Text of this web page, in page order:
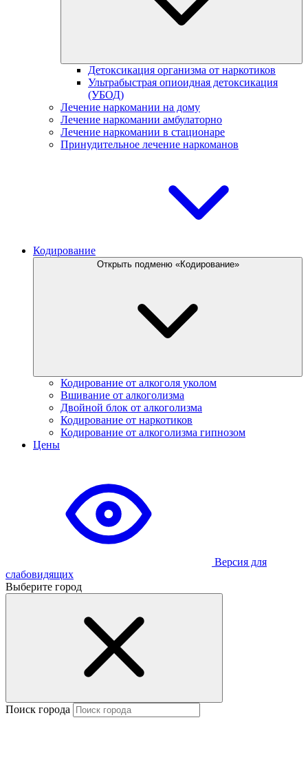
Детоксикация организма от наркотиков
Ультрабыстрая опиоидная детоксикация
(УБОД)
Лечение наркомании на дому
Лечение наркомании амбулаторно
Лечение наркомании в стационаре
Принудительное лечение наркоманов
Кодирование
Открыть подменю «Кодирование»
Кодирование от алкоголя уколом
Вшивание от алкоголизма
Двойной блок от алкоголизма
Кодирование от наркотиков
Кодирование от алкоголизма гипнозом
Цены
Версия для
слабовидящих
Выберите город
Поиск города